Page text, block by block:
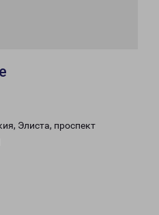
Элиста, проспект